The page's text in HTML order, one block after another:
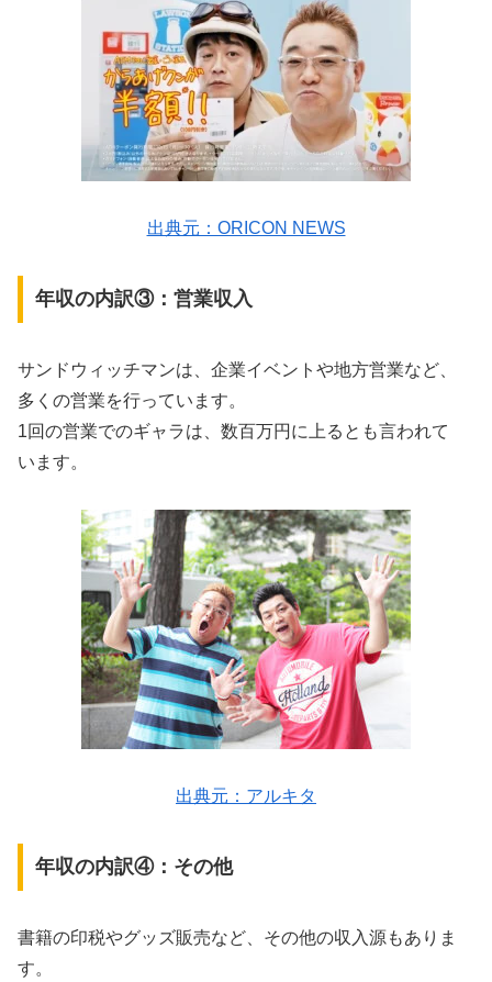
出典元：ORICON NEWS
年収の内訳③：営業収入
サンドウィッチマンは、企業イベントや地方営業など、
多くの営業を行っています。
1回の営業でのギャラは、数百万円に上るとも言われて
います。
出典元：アルキタ
年収の内訳④：その他
書籍の印税やグッズ販売など、その他の収入源もありま
す。